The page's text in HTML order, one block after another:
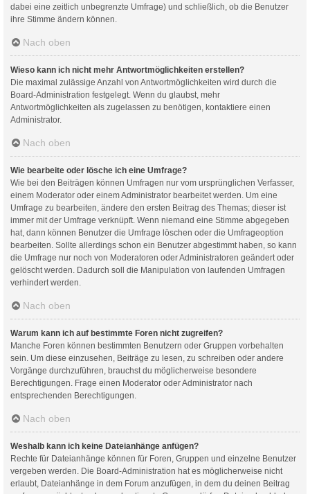
dabei eine zeitlich unbegrenzte Umfrage) und schließlich, ob die Benutzer
ihre Stimme ändern können.
Nach oben
Wieso kann ich nicht mehr Antwortmöglichkeiten erstellen?
Die maximal zulässige Anzahl von Antwortmöglichkeiten wird durch die
Board-Administration festgelegt. Wenn du glaubst, mehr
Antwortmöglichkeiten als zugelassen zu benötigen, kontaktiere einen
Administrator.
Nach oben
Wie bearbeite oder lösche ich eine Umfrage?
Wie bei den Beiträgen können Umfragen nur vom ursprünglichen Verfasser,
einem Moderator oder einem Administrator bearbeitet werden. Um eine
Umfrage zu bearbeiten, ändere den ersten Beitrag des Themas; dieser ist
immer mit der Umfrage verknüpft. Wenn niemand eine Stimme abgegeben
hat, dann können Benutzer die Umfrage löschen oder die Umfrageoption
bearbeiten. Sollte allerdings schon ein Benutzer abgestimmt haben, so kann
die Umfrage nur noch von Moderatoren oder Administratoren geändert oder
gelöscht werden. Dadurch soll die Manipulation von laufenden Umfragen
verhindert werden.
Nach oben
Warum kann ich auf bestimmte Foren nicht zugreifen?
Manche Foren können bestimmten Benutzern oder Gruppen vorbehalten
sein. Um diese einzusehen, Beiträge zu lesen, zu schreiben oder andere
Vorgänge durchzuführen, brauchst du möglicherweise besondere
Berechtigungen. Frage einen Moderator oder Administrator nach
entsprechenden Berechtigungen.
Nach oben
Weshalb kann ich keine Dateianhänge anfügen?
Rechte für Dateianhänge können für Foren, Gruppen und einzelne Benutzer
vergeben werden. Die Board-Administration hat es möglicherweise nicht
erlaubt, Dateianhänge in dem Forum anzufügen, in dem du deinen Beitrag